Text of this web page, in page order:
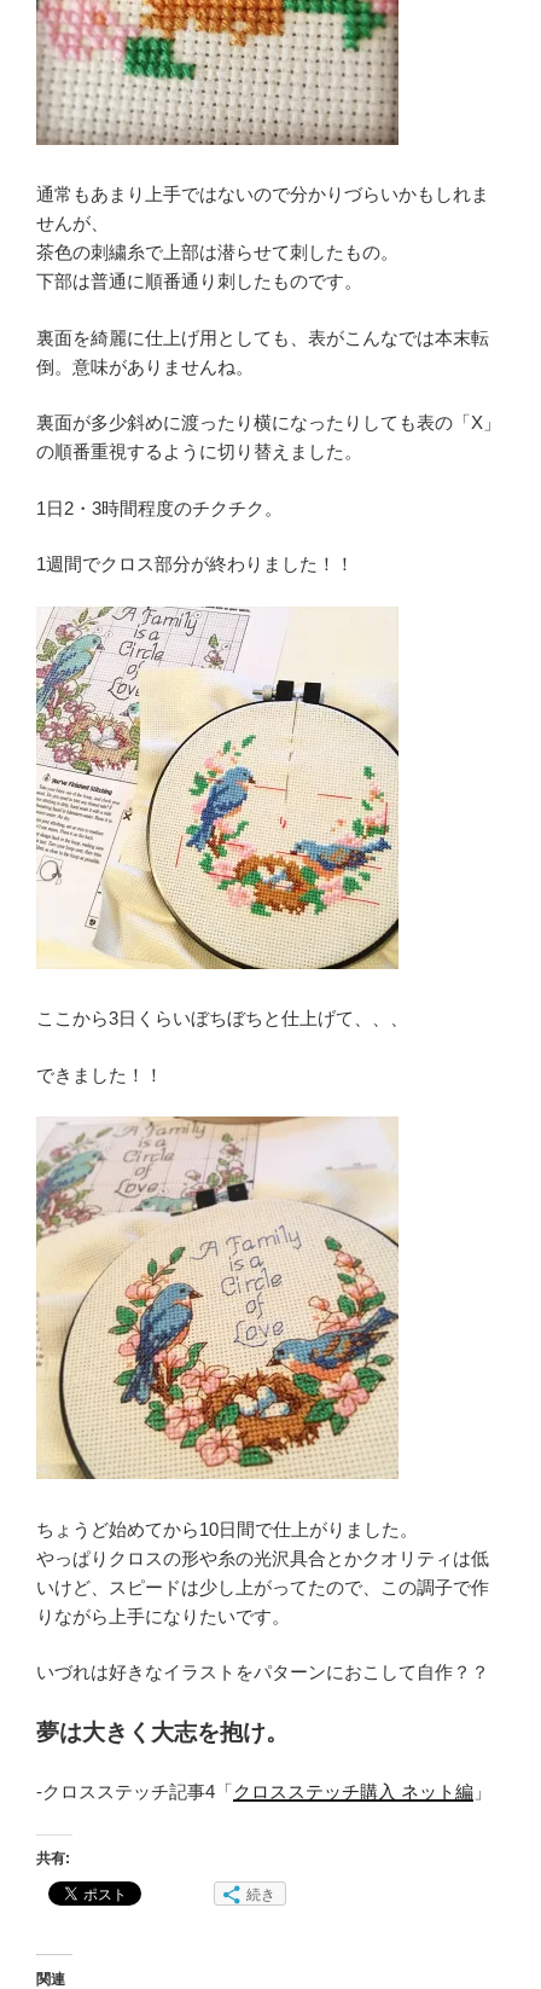
通常もあまり上手ではないので分かりづらいかもしれま
せんが、
茶色の刺繍糸で上部は潜らせて刺したもの。
下部は普通に順番通り刺したものです。
裏面を綺麗に仕上げ用としても、表がこんなでは本末転
倒。意味がありませんね。
裏面が多少斜めに渡ったり横になったりしても表の「X」
の順番重視するように切り替えました。
1日2・3時間程度のチクチク。
1週間でクロス部分が終わりました！！
ここから3日くらいぼちぼちと仕上げて、、、
できました！！
ちょうど始めてから10日間で仕上がりました。
やっぱりクロスの形や糸の光沢具合とかクオリティは低
いけど、スピードは少し上がってたので、この調子で作
りながら上手になりたいです。
いづれは好きなイラストをパターンにおこして自作？？
夢は大きく大志を抱け。
-クロスステッチ記事4「クロスステッチ購入 ネット編 」
共有:
続き
関連